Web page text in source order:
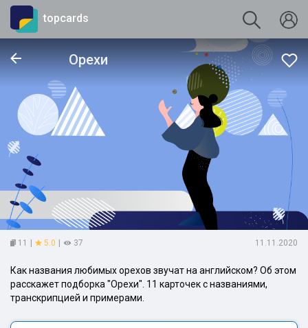
topcards
Орехи
11 5.0 37 11.11.2020
Как названия любимых орехов звучат на английском? Об этом
расскажет подборка "Орехи". 11 карточек с названиями,
транскрипцией и примерами.